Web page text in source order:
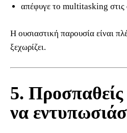
απέφυγε το multitasking στις
Η ουσιαστική παρουσία είναι
ξεχωρίζει.
5.
να